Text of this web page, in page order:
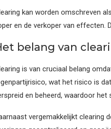
kan worden omschreven
en de verkoper van effecten.
belang van
is van cruciaal belang
wat het risico is
en beheerd, waardoor
vergemakkelijkt clearing